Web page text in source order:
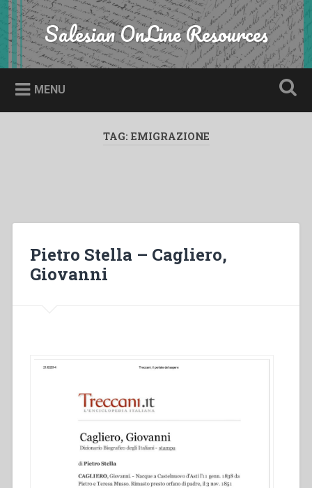
Skip
to
content
Search Salesian OnLine Resources
MENU
TAG: EMIGRAZIONE
Pietro Stella – Cagliero,
Giovanni